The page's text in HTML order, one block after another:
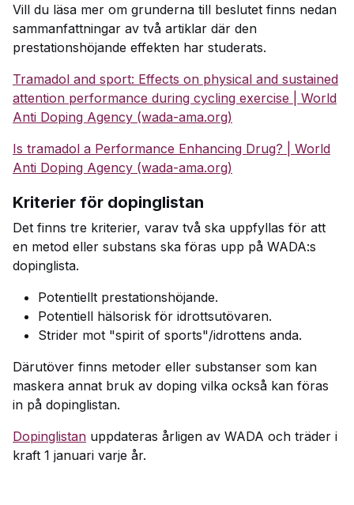
Vill du läsa mer om grunderna till beslutet finns nedan
sammanfattningar av två artiklar där den
prestationshöjande effekten har studerats.
Tramadol and sport: Effects on physical and sustained
attention performance during cycling exercise | World
Anti Doping Agency (wada-ama.org)
Is tramadol a Performance Enhancing Drug? | World
Anti Doping Agency (wada-ama.org)
Kriterier för dopinglistan
Det finns tre kriterier, varav två ska uppfyllas för att
en metod eller substans ska föras upp på WADA:s
dopinglista.
Potentiellt prestationshöjande.
Potentiell hälsorisk för idrottsutövaren.
Strider mot "spirit of sports"/idrottens anda.
Därutöver finns metoder eller substanser som kan
maskera annat bruk av doping vilka också kan föras
in på dopinglistan.
Dopinglistan uppdateras årligen av WADA och träder i
kraft 1 januari varje år.